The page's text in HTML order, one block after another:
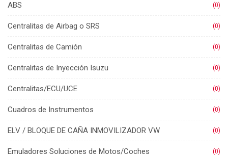
ABS (0)
Centralitas de Airbag o SRS (0)
Centralitas de Camión (0)
Centralitas de Inyección Isuzu (0)
Centralitas/ECU/UCE (0)
Cuadros de Instrumentos (0)
ELV / BLOQUE DE CAÑA INMOVILIZADOR VW (0)
Emuladores Soluciones de Motos/Coches (0)